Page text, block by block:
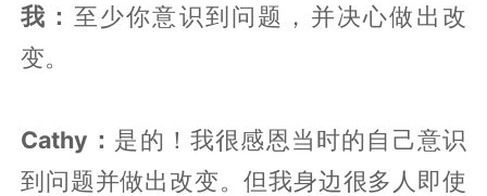
我： 至少你意识到问题，并决心做出改
变。
Cathy： 是的！我很感恩当时的自己意识
到问题并做出改变。但我身边很多人即使